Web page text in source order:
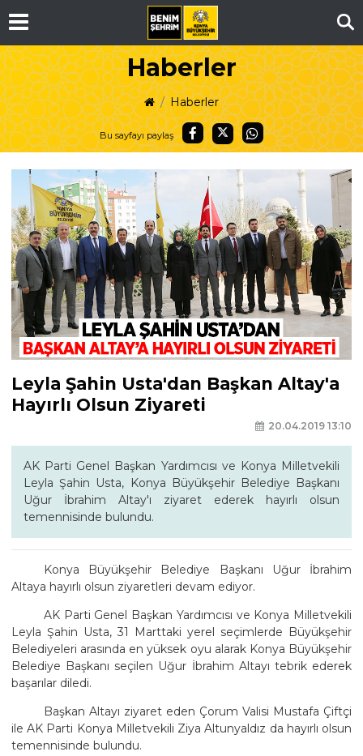
Haberler
Haberler
Bu sayfayı paylaş
Leyla Şahin Usta'dan Başkan Altay'a
Hayırlı Olsun Ziyareti
20.04.2019 13:10
AK Parti Genel Başkan Yardımcısı ve Konya Milletvekili
Leyla Şahin Usta, Konya Büyükşehir Belediye Başkanı
Uğur İbrahim Altay'ı ziyaret ederek hayırlı olsun
temennisinde bulundu.
Konya Büyükşehir Belediye Başkanı Uğur İbrahim
Altaya hayırlı olsun ziyaretleri devam ediyor.
AK Parti Genel Başkan Yardımcısı ve Konya Milletvekili
Leyla Şahin Usta, 31 Marttaki yerel seçimlerde Büyükşehir
Belediyeleri arasında en yüksek oyu alarak Konya Büyükşehir
Belediye Başkanı seçilen Uğur İbrahim Altayı tebrik ederek
başarılar diledi.
Başkan Altayı ziyaret eden Çorum Valisi Mustafa Çiftçi
ile AK Parti Konya Milletvekili Ziya Altunyaldız da hayırlı olsun
temennisinde bulundu.